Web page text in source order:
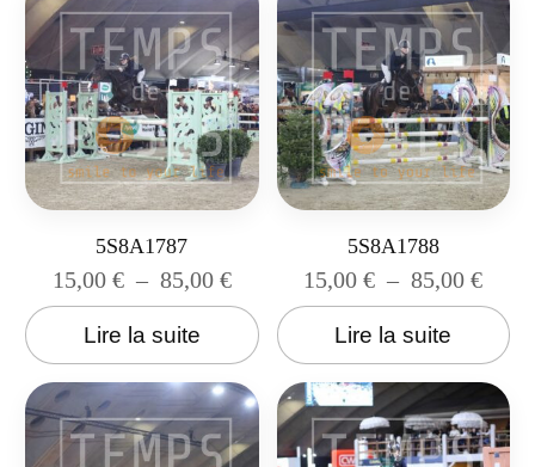
5S8A1787
15,00 € – 85,00 €
Lire la suite
5S8A1788
15,00€ – 85,00€
Lire la suite